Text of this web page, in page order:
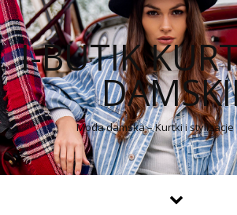
I-BUTIK
Moda damska – Kurtki i stylizacje